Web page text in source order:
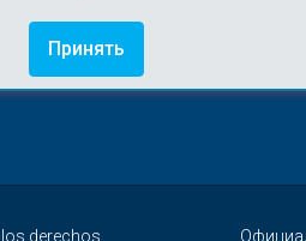
Принять
derechos